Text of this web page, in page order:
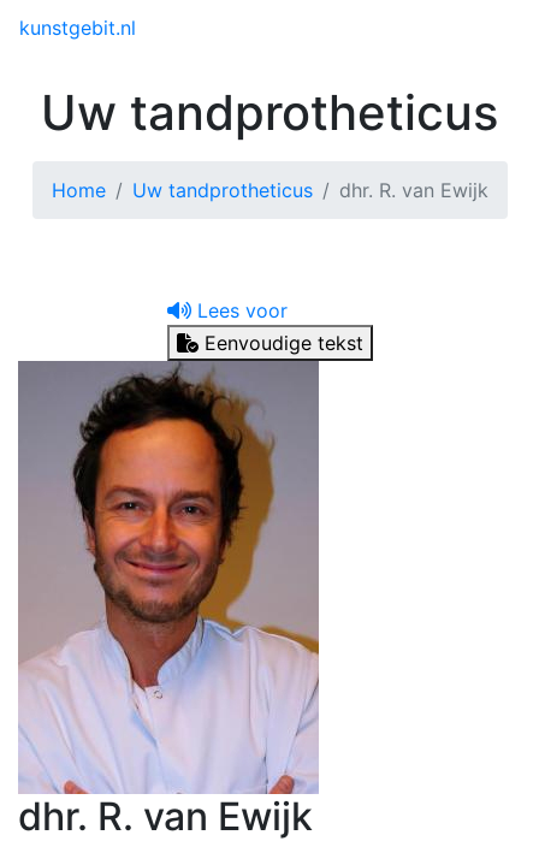
kunstgebit.nl
Uw tandprotheticus
Home Uw tandprotheticus dhr. R. van Ewijk
Lees voor
Eenvoudige tekst
dhr. R. van Ewijk